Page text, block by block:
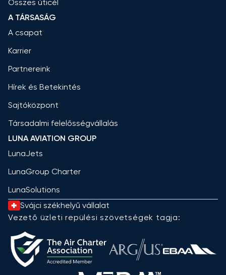
Összes úticél
A TÁRSASÁG
A csapat
Karrier
Partnereink
Hírek és Betekintés
Sajtóközpont
Társadalmi felelősségvállalás
LUNA AVIATION GROUP
LunaJets
LunaGroup Charter
LunaSolutions
Svájci székhelyű vállalat
Vezető üzleti repülési szövetségek tagja: